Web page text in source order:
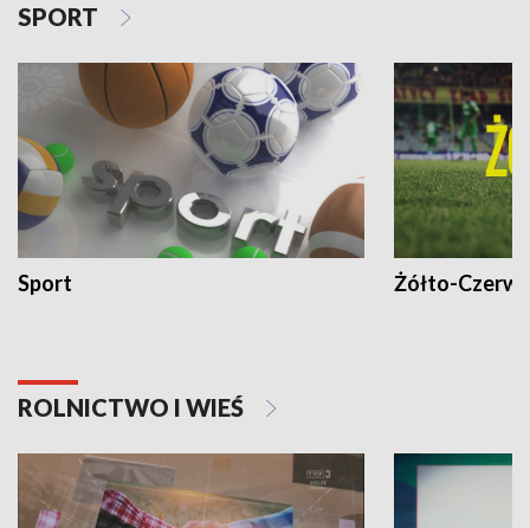
SPORT
Sport Żółto-
ROLNICTWO I WIEŚ